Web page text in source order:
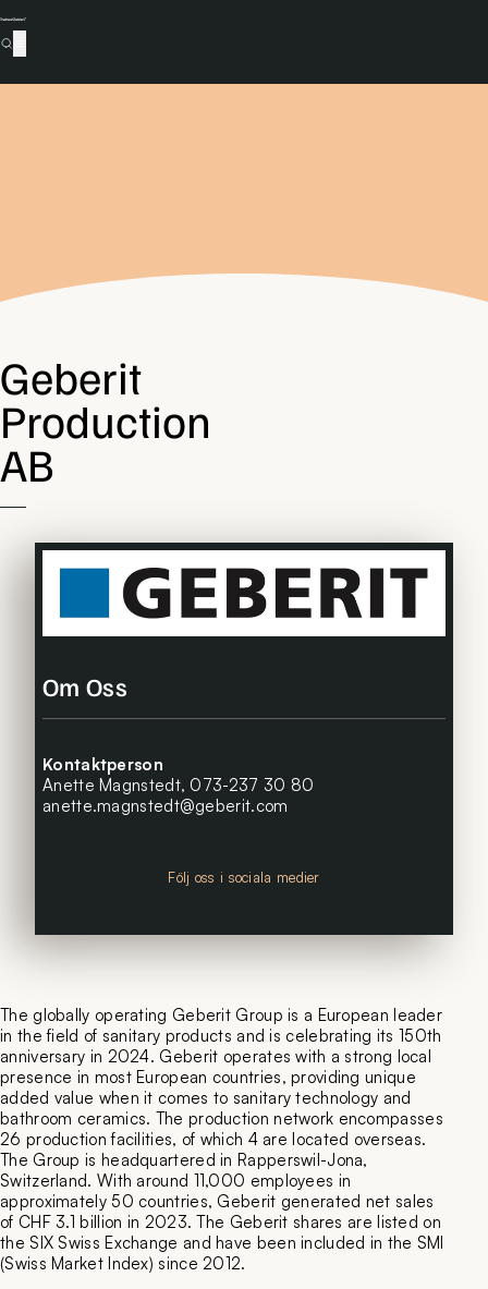
Geberit
Production
AB
The globally operating Geberit Group is a European leader
in the field of sanitary products and is celebrating its 150th
anniversary in 2024. Geberit operates with a strong local
presence in most European countries, providing unique
added value when it comes to sanitary technology and
bathroom ceramics. The production network encompasses
26 production facilities, of which 4 are located overseas.
The Group is headquartered in Rapperswil-Jona,
Switzerland. With around 11,000 employees in
approximately 50 countries, Geberit generated net sales
of CHF 3.1 billion in 2023. The Geberit shares are listed on
the SIX Swiss Exchange and have been included in the SMI
(Swiss Market Index) since 2012.
Om Oss
Kontaktperson
Anette Magnstedt, 073-237 30 80
anette.magnstedt@geberit.com
Följ oss i sociala medier